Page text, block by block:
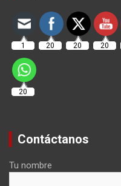
1 20 20 20
20
Contáctanos
Tu nombre